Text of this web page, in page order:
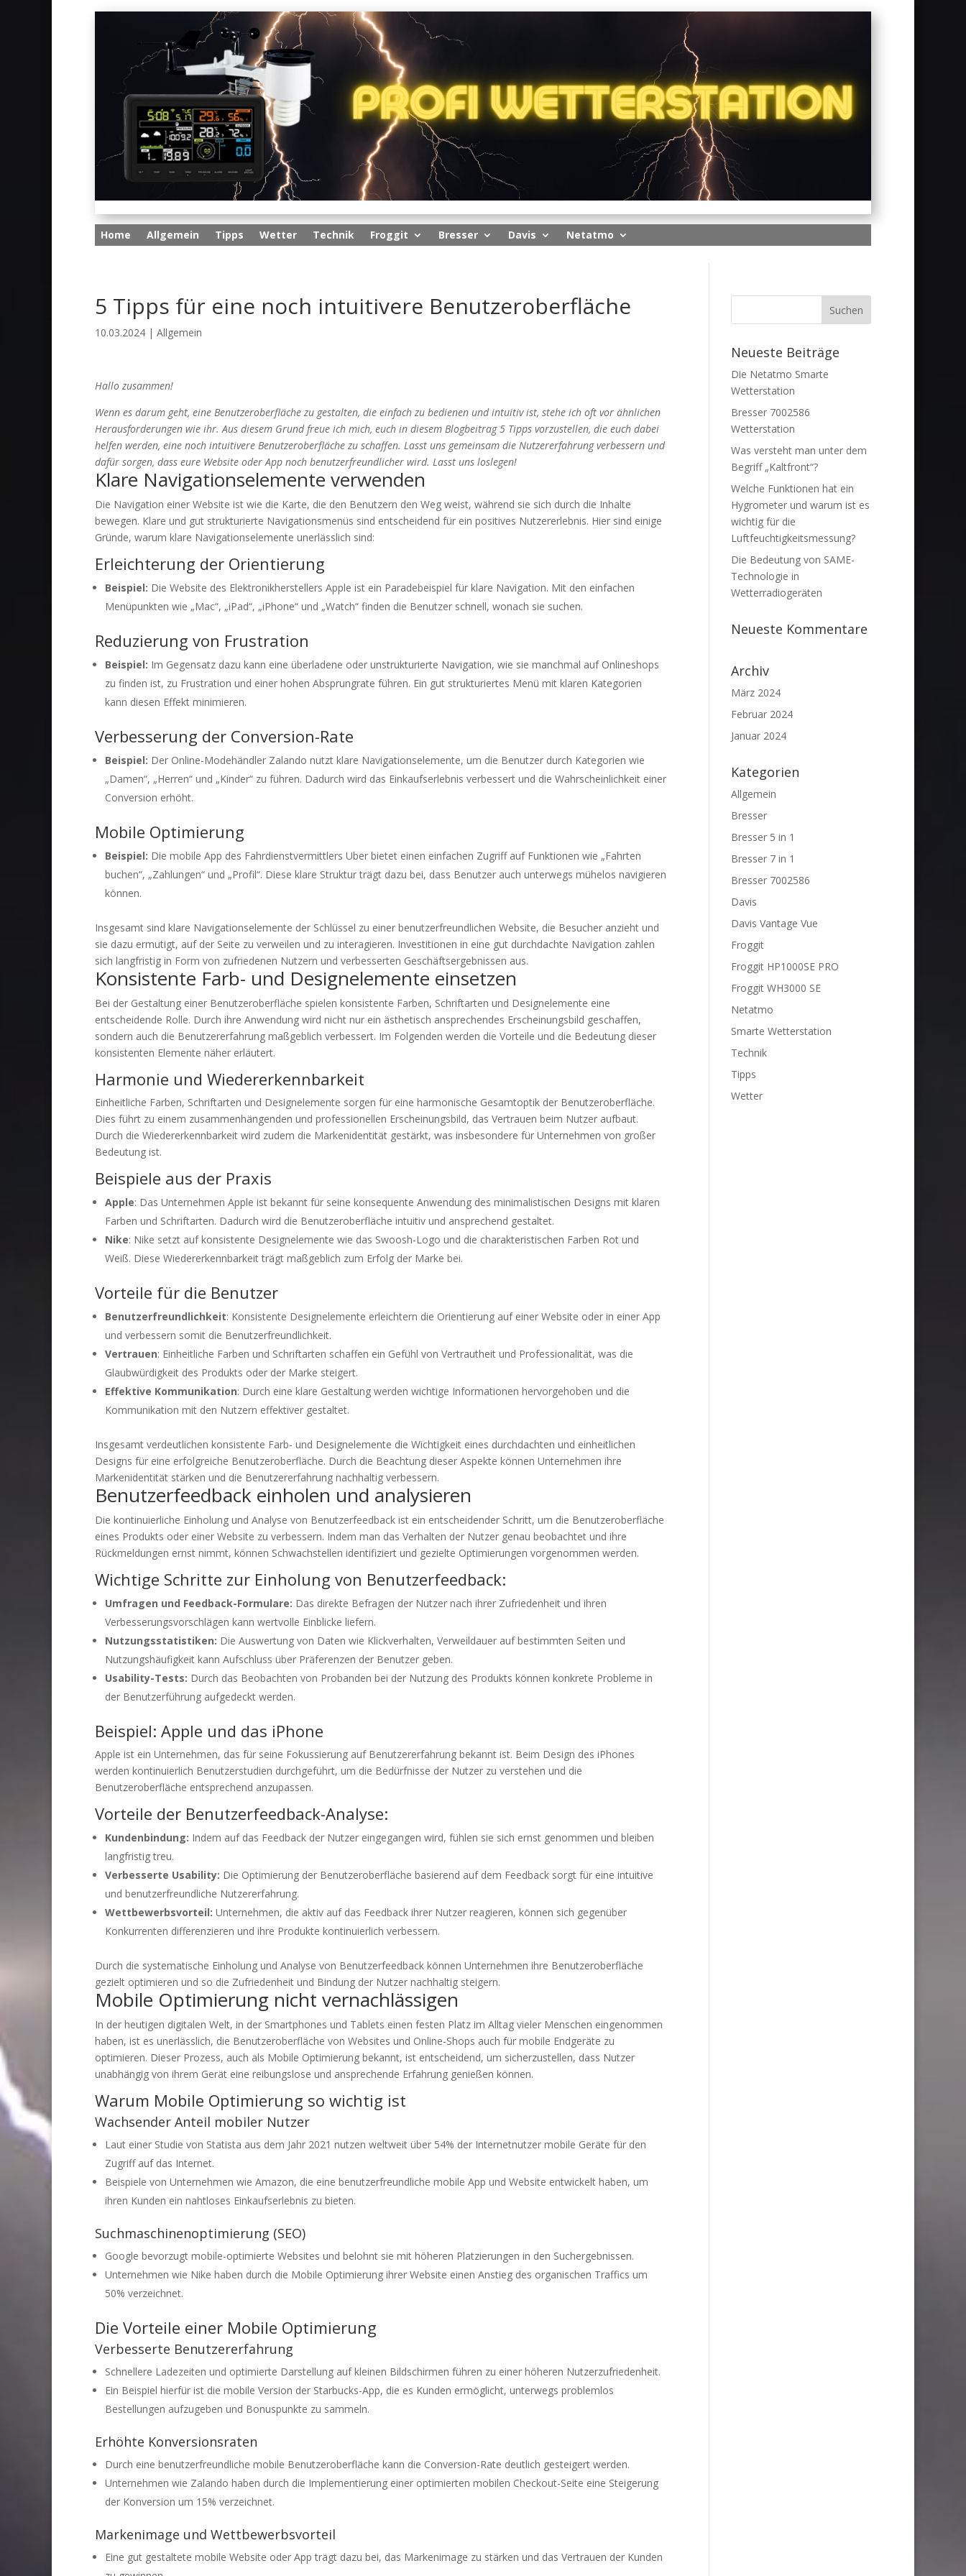
Home Allgemein Tipps Wetter Technik Froggit Bresser Davis Netatmo
5 Tipps für eine noch intuitivere Benutzeroberfläche
10.03.2024 | Allgemein
Hallo zusammen!
Wenn es darum geht, eine Benutzeroberfläche zu gestalten, die einfach zu bedienen und intuitiv ist, stehe ich oft vor ähnlichen
Herausforderungen wie ihr. Aus diesem Grund freue ich mich, euch in diesem Blogbeitrag 5 Tipps vorzustellen, die euch dabei
helfen werden, eine noch intuitivere Benutzeroberfläche zu schaffen. Lasst uns gemeinsam die Nutzererfahrung verbessern und
dafür sorgen, dass eure Website oder App noch benutzerfreundlicher wird. Lasst uns loslegen!
Klare Navigationselemente verwenden
Die Navigation einer Website ist wie die Karte, die den Benutzern den Weg weist, während sie sich durch die Inhalte
bewegen. Klare und gut strukturierte Navigationsmenüs sind entscheidend für ein positives Nutzererlebnis. Hier sind einige
Gründe, warum klare Navigationselemente unerlässlich sind:
Erleichterung der Orientierung
Beispiel: Die Website des Elektronikherstellers Apple ist ein Paradebeispiel für klare Navigation. Mit den einfachen
Menüpunkten wie „Mac“, „iPad“, „iPhone“ und „Watch“ finden die Benutzer schnell, wonach sie suchen.
Reduzierung von Frustration
Beispiel: Im Gegensatz dazu kann eine überladene oder unstrukturierte Navigation, wie sie manchmal auf Onlineshops
zu finden ist, zu Frustration und einer hohen Absprungrate führen. Ein gut strukturiertes Menü mit klaren Kategorien
kann diesen Effekt minimieren.
Verbesserung der Conversion-Rate
Beispiel: Der Online-Modehändler Zalando nutzt klare Navigationselemente, um die Benutzer durch Kategorien wie
„Damen“, „Herren“ und „Kinder“ zu führen. Dadurch wird das Einkaufserlebnis verbessert und die Wahrscheinlichkeit einer
Conversion erhöht.
Mobile Optimierung
Beispiel: Die mobile App des Fahrdienstvermittlers Uber bietet einen einfachen Zugriff auf Funktionen wie „Fahrten
buchen“, „Zahlungen“ und „Profil“. Diese klare Struktur trägt dazu bei, dass Benutzer auch unterwegs mühelos navigieren
können.
Insgesamt sind klare Navigationselemente der Schlüssel zu einer benutzerfreundlichen Website, die Besucher anzieht und
sie dazu ermutigt, auf der Seite zu verweilen und zu interagieren. Investitionen in eine gut durchdachte Navigation zahlen
sich langfristig in Form von zufriedenen Nutzern und verbesserten Geschäftsergebnissen aus.
Konsistente Farb- und Designelemente einsetzen
Bei der Gestaltung einer Benutzeroberfläche spielen konsistente Farben, Schriftarten und Designelemente eine
entscheidende Rolle. Durch ihre Anwendung wird nicht nur ein ästhetisch ansprechendes Erscheinungsbild geschaffen,
sondern auch die Benutzererfahrung maßgeblich verbessert. Im Folgenden werden die Vorteile und die Bedeutung dieser
konsistenten Elemente näher erläutert.
Harmonie und Wiedererkennbarkeit
Einheitliche Farben, Schriftarten und Designelemente sorgen für eine harmonische Gesamtoptik der Benutzeroberfläche.
Dies führt zu einem zusammenhängenden und professionellen Erscheinungsbild, das Vertrauen beim Nutzer aufbaut.
Durch die Wiedererkennbarkeit wird zudem die Markenidentität gestärkt, was insbesondere für Unternehmen von großer
Bedeutung ist.
Beispiele aus der Praxis
Apple: Das Unternehmen Apple ist bekannt für seine konsequente Anwendung des minimalistischen Designs mit klaren
Farben und Schriftarten. Dadurch wird die Benutzeroberfläche intuitiv und ansprechend gestaltet.
Nike: Nike setzt auf konsistente Designelemente wie das Swoosh-Logo und die charakteristischen Farben Rot und
Weiß. Diese Wiedererkennbarkeit trägt maßgeblich zum Erfolg der Marke bei.
Vorteile für die Benutzer
Benutzerfreundlichkeit: Konsistente Designelemente erleichtern die Orientierung auf einer Website oder in einer App
und verbessern somit die Benutzerfreundlichkeit.
Vertrauen: Einheitliche Farben und Schriftarten schaffen ein Gefühl von Vertrautheit und Professionalität, was die
Glaubwürdigkeit des Produkts oder der Marke steigert.
Effektive Kommunikation: Durch eine klare Gestaltung werden wichtige Informationen hervorgehoben und die
Kommunikation mit den Nutzern effektiver gestaltet.
Insgesamt verdeutlichen konsistente Farb- und Designelemente die Wichtigkeit eines durchdachten und einheitlichen
Designs für eine erfolgreiche Benutzeroberfläche. Durch die Beachtung dieser Aspekte können Unternehmen ihre
Markenidentität stärken und die Benutzererfahrung nachhaltig verbessern.
Benutzerfeedback einholen und analysieren
Die kontinuierliche Einholung und Analyse von Benutzerfeedback ist ein entscheidender Schritt, um die Benutzeroberfläche
eines Produkts oder einer Website zu verbessern. Indem man das Verhalten der Nutzer genau beobachtet und ihre
Rückmeldungen ernst nimmt, können Schwachstellen identifiziert und gezielte Optimierungen vorgenommen werden.
Wichtige Schritte zur Einholung von Benutzerfeedback:
Umfragen und Feedback-Formulare: Das direkte Befragen der Nutzer nach ihrer Zufriedenheit und ihren
Verbesserungsvorschlägen kann wertvolle Einblicke liefern.
Nutzungsstatistiken: Die Auswertung von Daten wie Klickverhalten, Verweildauer auf bestimmten Seiten und
Nutzungshäufigkeit kann Aufschluss über Präferenzen der Benutzer geben.
Usability-Tests: Durch das Beobachten von Probanden bei der Nutzung des Produkts können konkrete Probleme in
der Benutzerführung aufgedeckt werden.
Beispiel: Apple und das iPhone
Apple ist ein Unternehmen, das für seine Fokussierung auf Benutzererfahrung bekannt ist. Beim Design des iPhones
werden kontinuierlich Benutzerstudien durchgeführt, um die Bedürfnisse der Nutzer zu verstehen und die
Benutzeroberfläche entsprechend anzupassen.
Vorteile der Benutzerfeedback-Analyse:
Kundenbindung: Indem auf das Feedback der Nutzer eingegangen wird, fühlen sie sich ernst genommen und bleiben
langfristig treu.
Verbesserte Usability: Die Optimierung der Benutzeroberfläche basierend auf dem Feedback sorgt für eine intuitive
und benutzerfreundliche Nutzererfahrung.
Wettbewerbsvorteil: Unternehmen, die aktiv auf das Feedback ihrer Nutzer reagieren, können sich gegenüber
Konkurrenten differenzieren und ihre Produkte kontinuierlich verbessern.
Durch die systematische Einholung und Analyse von Benutzerfeedback können Unternehmen ihre Benutzeroberfläche
gezielt optimieren und so die Zufriedenheit und Bindung der Nutzer nachhaltig steigern.
Mobile Optimierung nicht vernachlässigen
In der heutigen digitalen Welt, in der Smartphones und Tablets einen festen Platz im Alltag vieler Menschen eingenommen
haben, ist es unerlässlich, die Benutzeroberfläche von Websites und Online-Shops auch für mobile Endgeräte zu
optimieren. Dieser Prozess, auch als Mobile Optimierung bekannt, ist entscheidend, um sicherzustellen, dass Nutzer
unabhängig von ihrem Gerät eine reibungslose und ansprechende Erfahrung genießen können.
Warum Mobile Optimierung so wichtig ist
Wachsender Anteil mobiler Nutzer
Laut einer Studie von Statista aus dem Jahr 2021 nutzen weltweit über 54% der Internetnutzer mobile Geräte für den
Zugriff auf das Internet.
Beispiele von Unternehmen wie Amazon, die eine benutzerfreundliche mobile App und Website entwickelt haben, um
ihren Kunden ein nahtloses Einkaufserlebnis zu bieten.
Suchmaschinenoptimierung (SEO)
Google bevorzugt mobile-optimierte Websites und belohnt sie mit höheren Platzierungen in den Suchergebnissen.
Unternehmen wie Nike haben durch die Mobile Optimierung ihrer Website einen Anstieg des organischen Traffics um
50% verzeichnet.
Die Vorteile einer Mobile Optimierung
Verbesserte Benutzererfahrung
Schnellere Ladezeiten und optimierte Darstellung auf kleinen Bildschirmen führen zu einer höheren Nutzerzufriedenheit.
Ein Beispiel hierfür ist die mobile Version der Starbucks-App, die es Kunden ermöglicht, unterwegs problemlos
Bestellungen aufzugeben und Bonuspunkte zu sammeln.
Erhöhte Konversionsraten
Durch eine benutzerfreundliche mobile Benutzeroberfläche kann die Conversion-Rate deutlich gesteigert werden.
Unternehmen wie Zalando haben durch die Implementierung einer optimierten mobilen Checkout-Seite eine Steigerung
der Konversion um 15% verzeichnet.
Markenimage und Wettbewerbsvorteil
Eine gut gestaltete mobile Website oder App trägt dazu bei, das Markenimage zu stärken und das Vertrauen der Kunden
Neueste Beiträge
Die Netatmo Smarte
Wetterstation
Bresser 7002586
Wetterstation
Was versteht man unter dem
Begriff „Kaltfront“?
Welche Funktionen hat ein
Hygrometer und warum ist es
wichtig für die
Luftfeuchtigkeitsmessung?
Die Bedeutung von SAME-
Technologie in
Wetterradiogeräten
Neueste Kommentare
Archiv
März 2024
Februar 2024
Januar 2024
Kategorien
Allgemein
Bresser
Bresser 5 in 1
Bresser 7 in 1
Bresser 7002586
Davis
Davis Vantage Vue
Froggit
Froggit HP1000SE PRO
Froggit WH3000 SE
Netatmo
Smarte Wetterstation
Technik
Tipps
Wetter